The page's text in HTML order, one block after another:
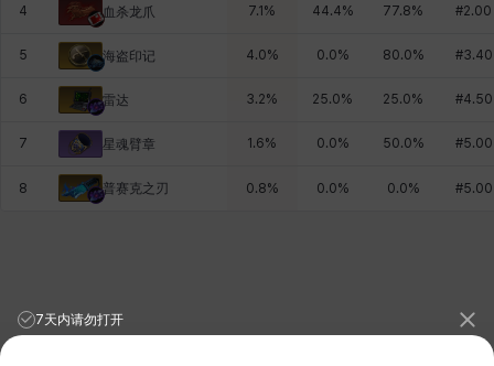
4 血杀龙爪 7.1 % 44.4% 77.8% #2.00
5 海盗印记 4.0% 0.0% 80.0% #3.40
6 雷达 3.2% 25.0% 25.0% #4.50
7 星魂臂章 1.6% 0.0% 50.0% #5.00
8 普赛克之刃 0.8% 0.0% 0.0% #5.00
7天内请勿打开